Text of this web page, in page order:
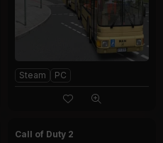
Steam PC
Call of Duty 2